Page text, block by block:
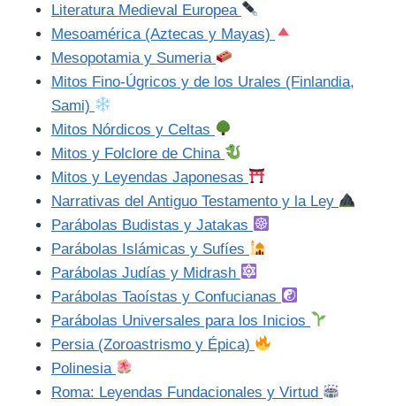
Literatura Medieval Europea
Mesoamérica (Aztecas y Mayas)
Mesopotamia y Sumeria
Mitos Fino-Úgricos y de los Urales (Finlandia,
Sami)
Mitos Nórdicos y Celtas
Mitos y Folclore de China
Mitos y Leyendas Japonesas
Narrativas del Antiguo Testamento y la Ley
Parábolas Budistas y Jatakas
Parábolas Islámicas y Sufíes
Parábolas Judías y Midrash
Parábolas Taoístas y Confucianas
Parábolas Universales para los Inicios
Persia (Zoroastrismo y Épica)
Polinesia
Roma: Leyendas Fundacionales y Virtud